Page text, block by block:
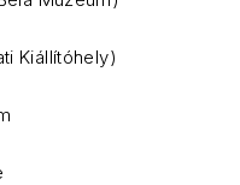
Kiállítóhely)